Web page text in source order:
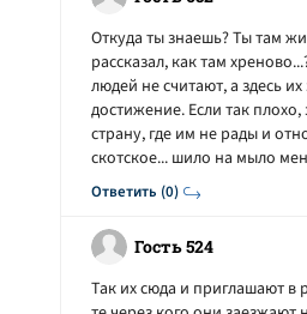
Ответить (0)
Откуда ты знаешь? Ты там
рассказал, как там
людей не считают, а здесь
достижение. Если так плохо,
страну, где им не рады и
скотское... шило на мыло
Гость 524
Так их сюда и приглашают в